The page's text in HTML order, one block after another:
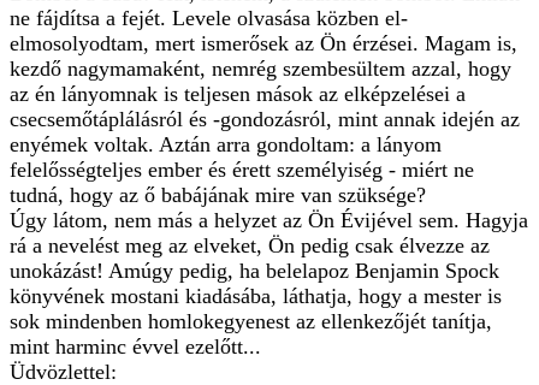
ne fájdítsa a fejét. Levele olvasása közben el-
elmosolyodtam, mert ismerősek az Ön érzései. Magam is,
kezdő nagymamaként, nemrég szembesültem azzal, hogy
az én lányomnak is teljesen mások az elképzelései a
csecsemőtáplálásról és -gondozásról, mint annak idején az
enyémek voltak. Aztán arra gondoltam: a lányom
felelősségteljes ember és érett személyiség - miért ne
tudná, hogy az ő babájának mire van szüksége?
Úgy látom, nem más a helyzet az Ön Évijével sem. Hagyja
rá a nevelést meg az elveket, Ön pedig csak élvezze az
unokázást! Amúgy pedig, ha belelapoz Benjamin Spock
könyvének mostani kiadásába, láthatja, hogy a mester is
sok mindenben homlokegyenest az ellenkezőjét tanítja,
mint harminc évvel ezelőtt...
Üdvözlettel: